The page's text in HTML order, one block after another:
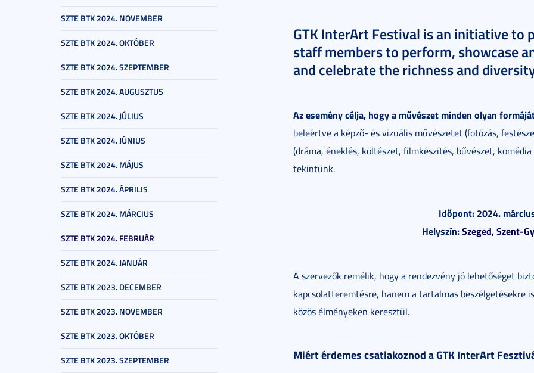
SZTE BTK 2024. NOVEMBER
SZTE BTK 2024. OKTÓBER
SZTE BTK 2024. SZEPTEMBER
SZTE BTK 2024. AUGUSZTUS
SZTE BTK 2024. JÚLIUS
SZTE BTK 2024. JÚNIUS
SZTE BTK 2024. MÁJUS
SZTE BTK 2024. ÁPRILIS
SZTE BTK 2024. MÁRCIUS
SZTE BTK 2024. FEBRUÁR
SZTE BTK 2024. JANUÁR
SZTE BTK 2023. DECEMBER
SZTE BTK 2023. NOVEMBER
SZTE BTK 2023. OKTÓBER
SZTE BTK 2023. SZEPTEMBER
GTK InterArt Festival is an initiative to
staff members to perform, showcase
and celebrate the richness and
Az esemény célja, hogy a művészet minden olyan
beleértve a képző- és vizuális művészetet (fotózás,
(dráma, éneklés, költészet, filmkészítés, bűvészet,
tekintünk.
Időpont: 2024.
Helyszín:Szeged, Szent-
A szervezők remélik, hogy a rendezvény jó lehetőséget
kapcsolatteremtésre, hanem a tartalmas beszélgetésekre
közös élményeken keresztül.
Miért érdemes csatlakoznod a GTK InterArt